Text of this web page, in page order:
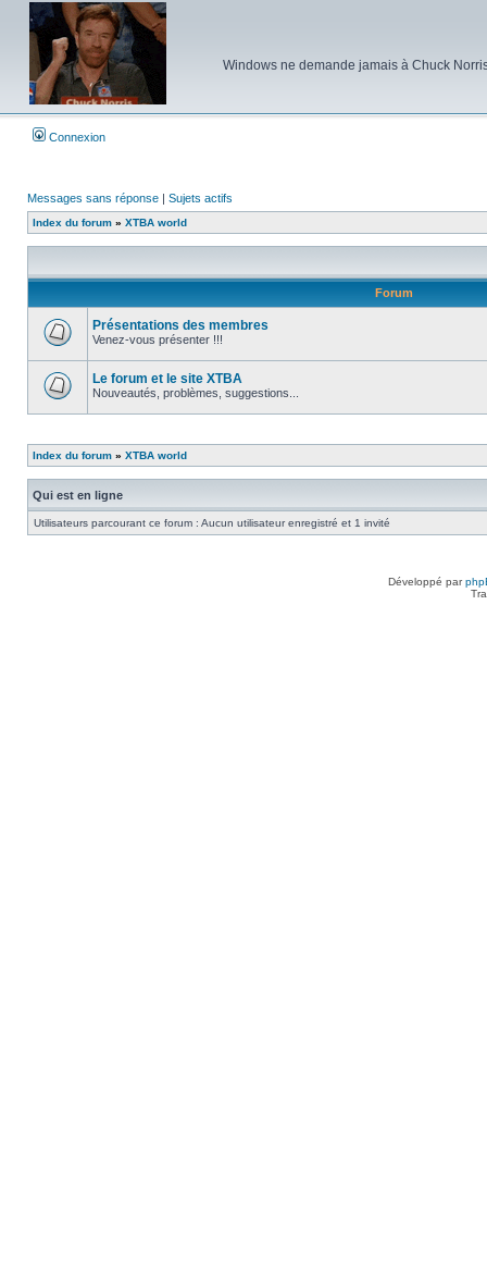
Windows ne demande jamais à Chuck
Connexion
Messages sans réponse | Sujets actifs
Index du forum » XTBA world
Forum
message
non
Présentations des membres
Venez-vous présenter !!!
message
Le forum et le site XTBA
Nouveautés, problèmes, suggestions...
Index du forum » XTBA world
Qui est en ligne
Utilisateurs parcourant ce forum : Aucun utilisateur enregistré et 1 invité
Développé par